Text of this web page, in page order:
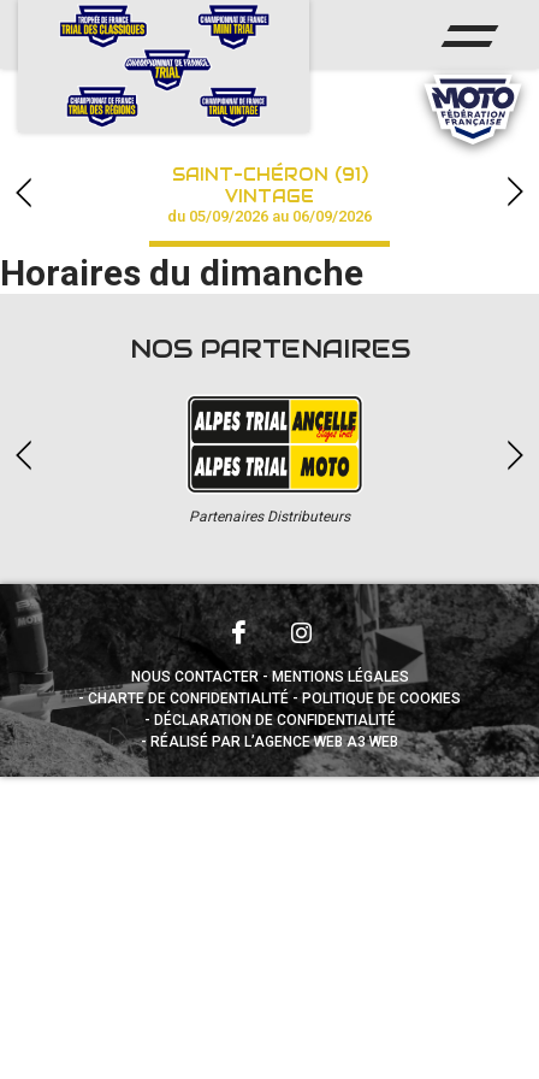
ACCUEIL
CALENDRIER
CHAMPIONNAT
RÉSULTATS
PHOTOS / VIDÉOS
PARTENAIRES
SAINT-CHÉRON (91)
VINTAGE
du 05/09/2026 au 06/09/2026
Horaires du dimanche
NOS PARTENAIRES
Partenaires Distributeurs
NOUS CONTACTER
MENTIONS LÉGALES
CHARTE DE CONFIDENTIALITÉ
POLITIQUE DE COOKIES
DÉCLARATION DE CONFIDENTIALITÉ
RÉALISÉ PAR L’AGENCE WEB A3 WEB